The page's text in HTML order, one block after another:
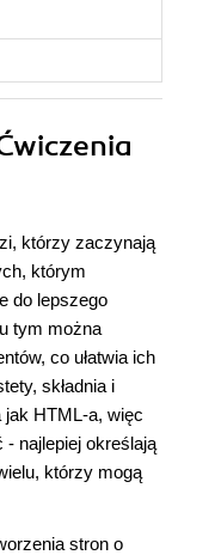
którzy zaczynają
którym
do lepszego
tym można
co ułatwia ich
składnia i
HTML-a, więc
- najlepiej określają
którzy mogą
stron o